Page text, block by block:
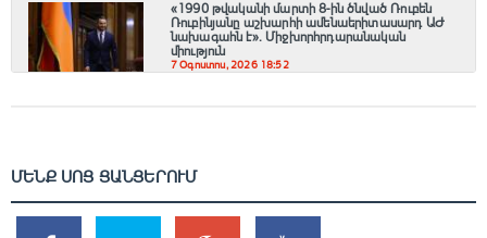
«1990 թվականի մարտի 8-ին ծնված Ռուբեն
Ռուբինյանը աշխարհի ամենաերիտասարդ ԱԺ
նախագահն է»․ Միջխորհրդարանական
միություն
7 Օգոստոս, 2026 18:52
ՄԵՆՔ ՍՈՑ ՑԱՆՑԵՐՈՒՄ